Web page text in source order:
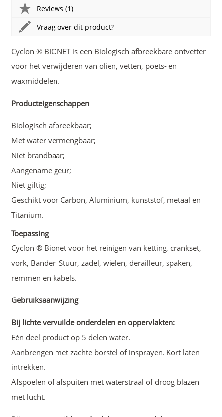
Reviews (1)
Vraag over dit product?
Cyclon ® BIONET is een Biologisch afbreekbare ontvetter
voor het verwijderen van oliën, vetten, poets- en
waxmiddelen.
Producteigenschappen
Biologisch afbreekbaar;
Met water vermengbaar;
Niet brandbaar;
Aangename geur;
Niet giftig;
Geschikt voor Carbon, Aluminium, kunststof, metaal en
Titanium.
Toepassing
Cyclon ® Bionet voor het reinigen van ketting, crankset,
vork, Banden Stuur, zadel, wielen, derailleur, spaken,
remmen en kabels.
Gebruiksaanwijzing
Bij lichte vervuilde onderdelen en oppervlakten:
Eén deel product op 5 delen water.
Aanbrengen met zachte borstel of insprayen. Kort laten
intrekken.
Afspoelen of afspuiten met waterstraal of droog blazen
met lucht.